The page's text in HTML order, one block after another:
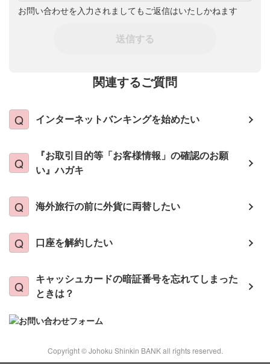
お問い合わせを入力されましてもご返信はいたしかねます
送信する
関連するご質問
インターネットバンキングを始めたい
『お取引目的等「お客様情報」の確認のお願
い』ハガキ
海外旅行の前に外貨に両替したい
口座を解約したい
キャッシュカードの暗証番号を忘れてしまった
ときは？
Copyright © Johoku Shinkin BANK all rights reserved.